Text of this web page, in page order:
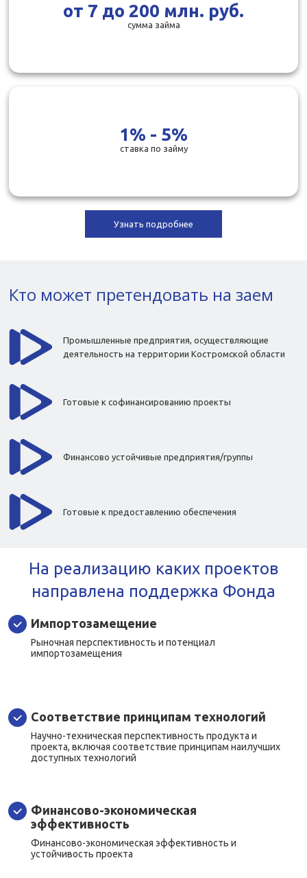
от 7 до 200 млн. руб.
сумма займа
1% - 5%
ставка по займу
Узнать подробнее
Кто может претендовать на заем
Промышленные предприятия, осуществляющие
деятельность на территории Костромской области
Готовые к софинансированию проекты
Финансово устойчивые предприятия/группы
Готовые к предоставлению обеспечения
На реализацию каких проектов
направлена поддержка Фонда
Импортозамещение
Рыночная перспективность и потенциал
импортозамещения
Соответствие принципам технологий
Научно-техническая перспективность продукта и
проекта, включая соответствие принципам наилучших
доступных технологий
Финансово-экономическая
эффективность
Финансово-экономическая эффективность и
устойчивость проекта